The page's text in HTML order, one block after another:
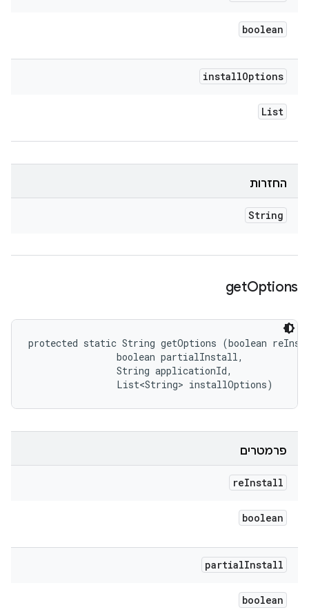
boolean
installOptions
List
החזרות
String
getOptions
protected static String getOptions (boolean
                boolean partialInstall,
                String applicationId,
                List<String> installOptions)
פרמטרים
reInstall
boolean
partialInstall
boolean